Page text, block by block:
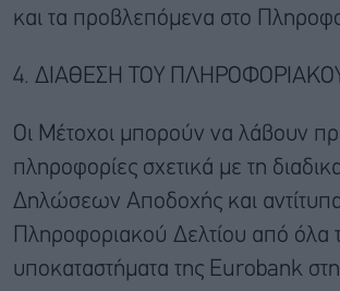
και τα προβλεπόμενα στο
4. ΔΙΑΘΕΣΗ ΤΟΥ
Οι Μέτοχοι μπορούν να λάβουν
πληροφορίες σχετικά με τη
Δηλώσεων Αποδοχής και
Πληροφοριακού Δελτίου από όλα
υποκαταστήματα της Eurobank